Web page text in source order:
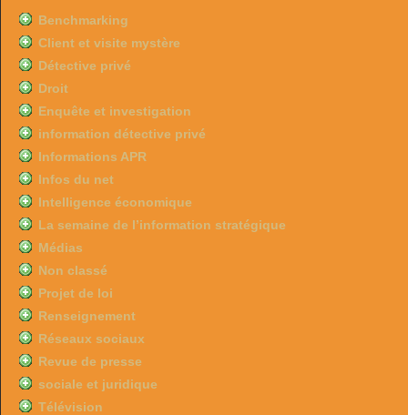
Benchmarking
Client et visite mystère
Détective privé
Droit
Enquête et investigation
information détective privé
Informations APR
Infos du net
Intelligence économique
La semaine de l’information stratégique
Médias
Non classé
Projet de loi
Renseignement
Réseaux sociaux
Revue de presse
sociale et juridique
Télévision